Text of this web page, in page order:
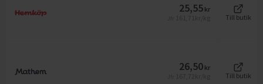
25,55 kr
Till butik
26,50 kr
Till butik